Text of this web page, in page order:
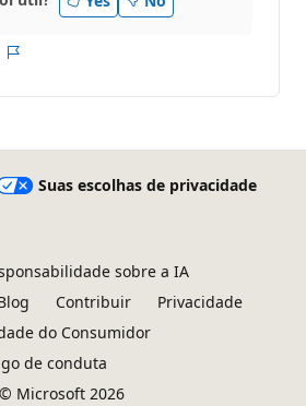
Suas escolhas de privacidade
sobre a IA
Contribuir
Privacidade
do Consumidor
de conduta
© Microsoft 2026